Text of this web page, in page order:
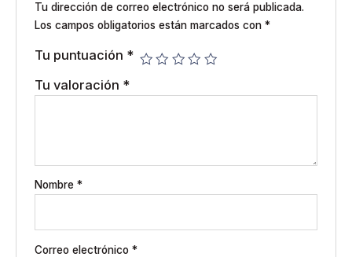
Tu dirección de correo electrónico no será publicada.
Los campos obligatorios están marcados con *
Tu puntuación *
Tu valoración *
Nombre *
Correo electrónico *